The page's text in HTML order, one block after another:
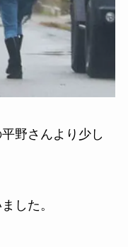
野さんより少し
した。